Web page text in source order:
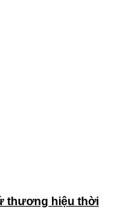
thương hiệu thời